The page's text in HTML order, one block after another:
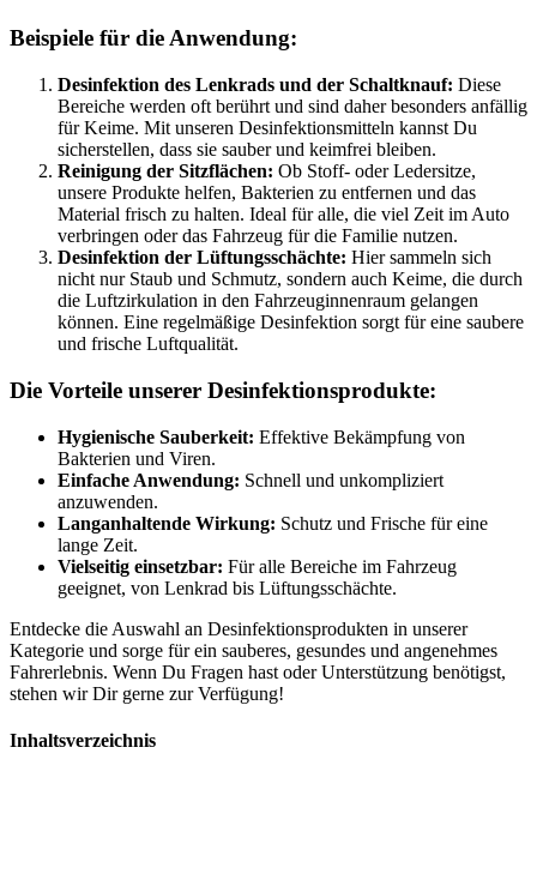
Beispiele für die Anwendung:
Desinfektion des Lenkrads und der Schaltknauf: Diese
Bereiche werden oft berührt und sind daher besonders anfällig
für Keime. Mit unseren Desinfektionsmitteln kannst Du
sicherstellen, dass sie sauber und keimfrei bleiben.
Reinigung der Sitzflächen: Ob Stoff- oder Ledersitze,
unsere Produkte helfen, Bakterien zu entfernen und das
Material frisch zu halten. Ideal für alle, die viel Zeit im Auto
verbringen oder das Fahrzeug für die Familie nutzen.
Desinfektion der Lüftungsschächte: Hier sammeln sich
nicht nur Staub und Schmutz, sondern auch Keime, die durch
die Luftzirkulation in den Fahrzeuginnenraum gelangen
können. Eine regelmäßige Desinfektion sorgt für eine saubere
und frische Luftqualität.
Die Vorteile unserer Desinfektionsprodukte:
Hygienische Sauberkeit: Effektive Bekämpfung von
Bakterien und Viren.
Einfache Anwendung: Schnell und unkompliziert
anzuwenden.
Langanhaltende Wirkung: Schutz und Frische für eine
lange Zeit.
Vielseitig einsetzbar: Für alle Bereiche im Fahrzeug
geeignet, von Lenkrad bis Lüftungsschächte.
Entdecke die Auswahl an Desinfektionsprodukten in unserer
Kategorie und sorge für ein sauberes, gesundes und angenehmes
Fahrerlebnis. Wenn Du Fragen hast oder Unterstützung benötigst,
stehen wir Dir gerne zur Verfügung!
Inhaltsverzeichnis